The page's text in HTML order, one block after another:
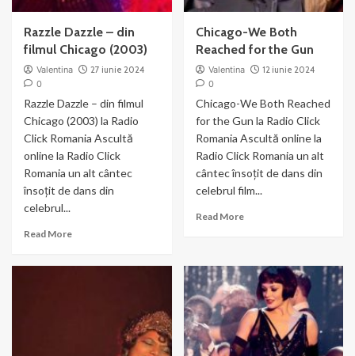
Razzle Dazzle – din
filmul Chicago (2003)
Valentina
27 iunie 2024
0
Razzle Dazzle – din filmul
Chicago (2003) la Radio
Click Romania Ascultă
online la Radio Click
Romania un alt cântec
însoțit de dans din
celebrul...
Read MoreRead
Chicago-We Both
Reached for the Gun
Valentina
12 iunie 2024
0
Chicago-We Both Reached
for the Gun la Radio Click
Romania Ascultă online la
Radio Click Romania un alt
cântec însoțit de dans din
celebrul film...
Read MoreRead
We
Both
Reached
for
the
Gun